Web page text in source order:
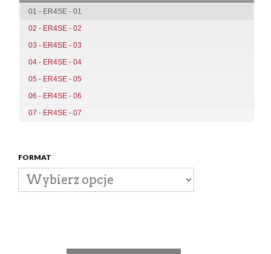
01 - ER4SE - 01
02 - ER4SE - 02
03 - ER4SE - 03
04 - ER4SE - 04
05 - ER4SE - 05
06 - ER4SE - 06
07 - ER4SE - 07
FORMAT